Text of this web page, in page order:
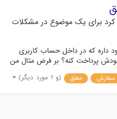
کرد برای یک موضوع در مشکلات
داره که در داخل حساب کاربری
پرداخت کنه؟ بر فرض مثال من
نمیخوام همون موقع پرداخت کنم
داخل پرستا شاپ جایی هست کهسفارش معلق (و 1 مورد دیگر)